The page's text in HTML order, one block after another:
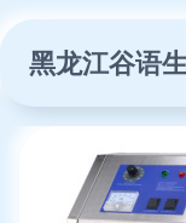
黑龙江谷语